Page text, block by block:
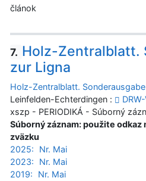
článok
7. Holz-Zentralblatt.
zur Ligna
Holz-Zentralblatt.
Leinfelden-Echterdingen :
xszp - PERIODIKÁ - Súborný
Súborný záznam: použite odkaz
zväzku
2025:
Nr. Mai
2023:
Nr. Mai
2019:
Nr. Mai